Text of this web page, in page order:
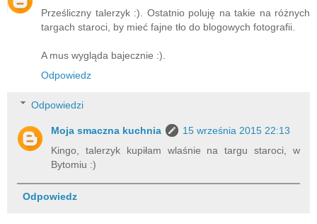
Prześliczny talerzyk :). Ostatnio poluję na takie na różnych
targach staroci, by mieć fajne tło do blogowych fotografii.
A mus wygląda bajecznie :).
Odpowiedz
Odpowiedzi
Moja smaczna kuchnia
15 września 2015 22:13
Kingo, talerzyk kupiłam wlaśnie na targu staroci, w
Bytomiu :)
Odpowiedz